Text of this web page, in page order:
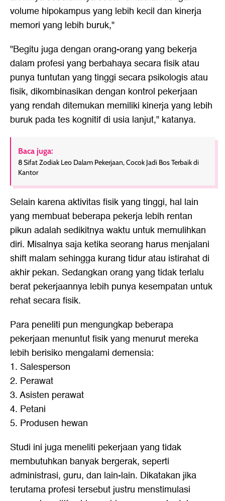
volume hipokampus yang lebih kecil dan kinerja
memori yang lebih buruk,"
"Begitu juga dengan orang-orang yang bekerja
dalam profesi yang berbahaya secara fisik atau
punya tuntutan yang tinggi secara psikologis atau
fisik, dikombinasikan dengan kontrol pekerjaan
yang rendah ditemukan memiliki kinerja yang lebih
buruk pada tes kognitif di usia lanjut," katanya.
Baca juga:
8 Sifat Zodiak Leo Dalam Pekerjaan, Cocok Jadi Bos Terbaik di
Kantor
Selain karena aktivitas fisik yang tinggi, hal lain
yang membuat beberapa pekerja lebih rentan
pikun adalah sedikitnya waktu untuk memulihkan
diri. Misalnya saja ketika seorang harus menjalani
shift malam sehingga kurang tidur atau istirahat di
akhir pekan. Sedangkan orang yang tidak terlalu
berat pekerjaannya lebih punya kesempatan untuk
rehat secara fisik.
Para peneliti pun mengungkap beberapa
pekerjaan menuntut fisik yang menurut mereka
lebih berisiko mengalami demensia:
1. Salesperson
2. Perawat
3. Asisten perawat
4. Petani
5. Produsen hewan
Studi ini juga meneliti pekerjaan yang tidak
membutuhkan banyak bergerak, seperti
administrasi, guru, dan lain-lain. Dikatakan jika
terutama profesi tersebut justru menstimulasi